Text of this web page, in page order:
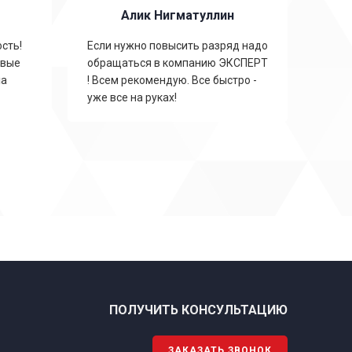
Алик Нигматуллин
Если нужно повысить разряд надо
обращаться в компанию ЭКСПЕРТ
! Всем рекомендую. Все быстро -
уже все на руках!
ПОЛУЧИТЬ КОНСУЛЬТАЦИЮ